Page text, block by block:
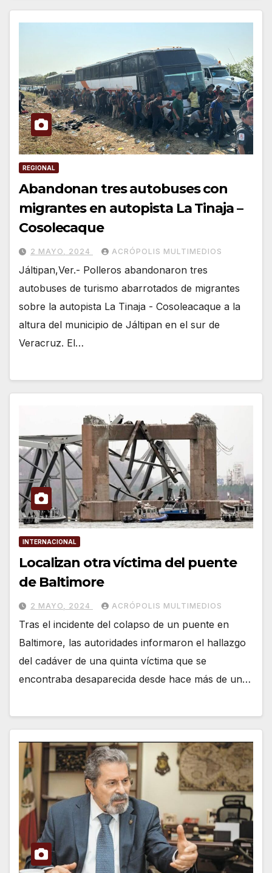
REGIONAL
Abandonan tres autobuses con
migrantes en autopista La Tinaja –
Cosolecaque
2 MAYO, 2024 ACRÓPOLIS MULTIMEDIOS
Jáltipan,Ver.- Polleros abandonaron tres
autobuses de turismo abarrotados de migrantes
sobre la autopista La Tinaja - Cosoleacaque a la
altura del municipio de Jáltipan en el sur de
Veracruz. El…
INTERNACIONAL
Localizan otra víctima del puente
de Baltimore
2 MAYO, 2024 ACRÓPOLIS MULTIMEDIOS
Tras el incidente del colapso de un puente en
Baltimore, las autoridades informaron el hallazgo
del cadáver de una quinta víctima que se
encontraba desaparecida desde hace más de un…